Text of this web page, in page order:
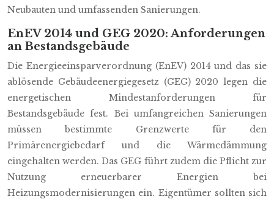
Neubauten und umfassenden Sanierungen.
EnEV 2014 und GEG 2020: Anforderungen
an Bestandsgebäude
Die Energieeinsparverordnung (EnEV) 2014 und das sie
ablösende Gebäudeenergiegesetz (GEG) 2020 legen die
energetischen Mindestanforderungen für
Bestandsgebäude fest. Bei umfangreichen Sanierungen
müssen bestimmte Grenzwerte für den
Primärenergiebedarf und die Wärmedämmung
eingehalten werden. Das GEG führt zudem die Pflicht zur
Nutzung erneuerbarer Energien bei
Heizungsmodernisierungen ein. Eigentümer sollten sich